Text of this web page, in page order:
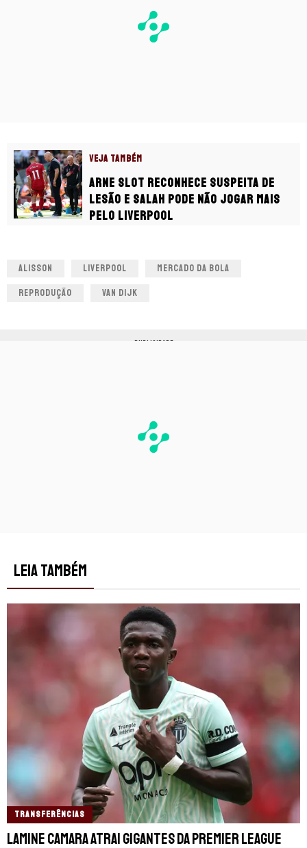
VEJA TAMBÉM
Arne Slot reconhece suspeita de
lesão e Salah pode não jogar mais
pelo Liverpool
ALISSON LIVERPOOL MERCADO DA BOLA
REPRODUÇÃO VAN DIJK
PUBLICIDADE
LEIA TAMBÉM
TRANSFERÊNCIAS
Lamine Camara atrai gigantes da Premier League